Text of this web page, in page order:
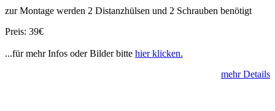
zur Montage werden 2 Distanzhülsen und 2 Schrauben benötigt
Preis: 39€
...für mehr Infos oder Bilder bitte hier klicken.
mehr Details